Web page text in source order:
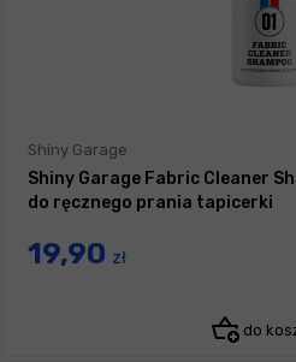
Shiny Garage
Shiny Garage Fabric Cleaner
do ręcznego prania tapicerki
19,90 zł
do